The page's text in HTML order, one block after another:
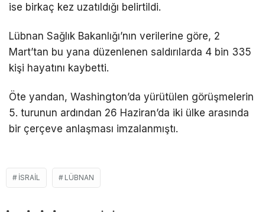
ise birkaç kez uzatıldığı belirtildi.
Lübnan Sağlık Bakanlığı’nın verilerine göre, 2
Mart’tan bu yana düzenlenen saldırılarda 4 bin 335
kişi hayatını kaybetti.
Öte yandan, Washington’da yürütülen görüşmelerin
5. turunun ardından 26 Haziran’da iki ülke arasında
bir çerçeve anlaşması imzalanmıştı.
ISRAIL LÜBNAN